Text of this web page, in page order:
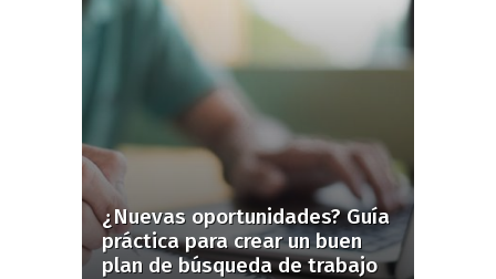
¿Nuevas oportunidades? Guía
práctica para crear un buen
plan de búsqueda de trabajo